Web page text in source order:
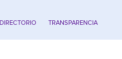
DIRECTORIO TRANSPARENCIA